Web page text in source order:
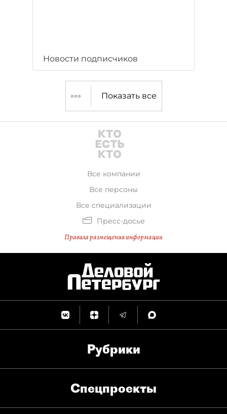
Новости подписчиков
Показать все
Все компании
Все персоны
Все специализации
Пресс-досье
Правила размещения информации
Рубрики
Спец­проекты